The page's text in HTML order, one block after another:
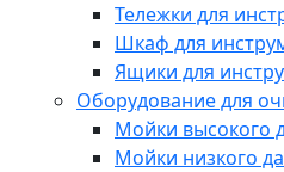
Тележки для
Шкаф для
Ящики для
Оборудование для
Мойки высокого
Мойки низкого